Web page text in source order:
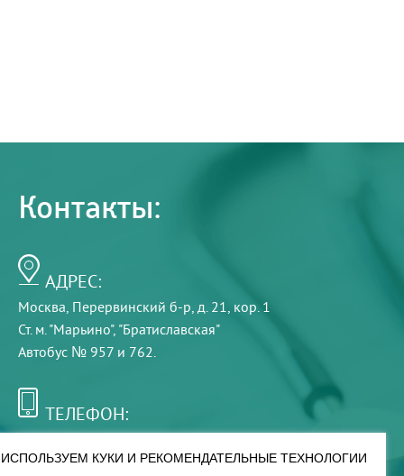
Контакты:
АДРЕС:
Москва, Перервинский б-р, д. 21, кор. 1
Ст. м. "Марьино", "Братиславская"
Автобус № 957 и 762.
ТЕЛЕФОН:
ИСПОЛЬЗУЕМ КУКИ И РЕКОМЕНДАТЕЛЬНЫЕ ТЕХНОЛОГИИ